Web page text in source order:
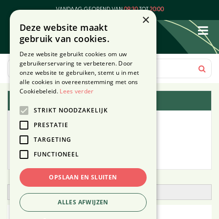
VANDAAG GEOPEND VAN09:30TOT20:00
Open zoekfilter
×
Deze website maakt
gebruik van cookies.
Deze website gebruikt cookies om uw
gebruikerservaring te verbeteren. Door
onze website te gebruiken, stemt u in met
alle cookies in overeenstemming met ons
Cookiebeleid. Lees verder
STRIKT NOODZAKELIJK
PRESTATIE
TARGETING
FUNCTIONEEL
OPSLAAN EN SLUITEN
ALLES AFWIJZEN